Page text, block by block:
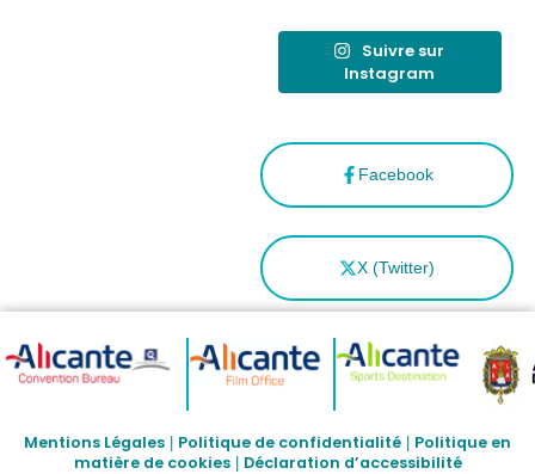
Facebook
X (Twitter)
Suivre sur
Instagram
Mentions Légales | Politique de confidentialité | Politique en
matière de cookies| Déclaration d’accessibilité